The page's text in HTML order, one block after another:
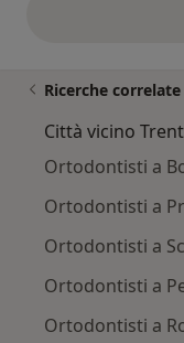
Ricerche correlate
Città vicino
Ortodontisti a
Ortodontisti a
Ortodontisti a
Ortodontisti a
Ortodontisti a